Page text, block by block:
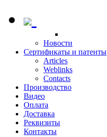
Новости
Сертификаты и патенты
Articles
Weblinks
Contacts
Производство
Видео
Оплата
Доставка
Реквизиты
Контакты